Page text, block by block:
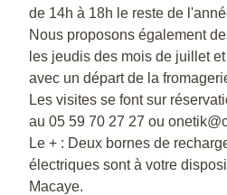
de 14h à 18h le reste de
Nous proposons également
les jeudis des mois de juillet
avec un départ de la
Les visites se font sur
au 05 59 70 27 27 ou
Le + : Deux bornes de
électriques sont à votre
Macaye.